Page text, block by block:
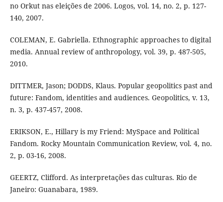
no Orkut nas eleições de 2006. Logos, vol. 14, no. 2, p. 127-
140, 2007.
COLEMAN, E. Gabriella. Ethnographic approaches to digital
media. Annual review of anthropology, vol. 39, p. 487-505,
2010.
DITTMER, Jason; DODDS, Klaus. Popular geopolitics past and
future: Fandom, identities and audiences. Geopolitics, v. 13,
n. 3, p. 437-457, 2008.
ERIKSON, E., Hillary is my Friend: MySpace and Political
Fandom. Rocky Mountain Communication Review, vol. 4, no.
2, p. 03-16, 2008.
GEERTZ, Clifford. As interpretações das culturas. Rio de
Janeiro: Guanabara, 1989.